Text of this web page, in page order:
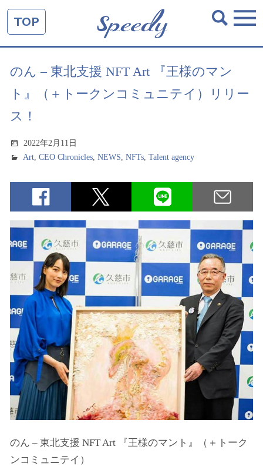
TOP
のん – 東北支援 NFT Art 『王様のマン
ト』（＋トークンコミュニテイ）リリー
ス！
2022年2月11日
Art,CEO Chronicles,NEWS,NFTs,Talent agency
のん – 東北支援 NFT Art 『王様のマント』（＋トーク
ンコミュニテイ）